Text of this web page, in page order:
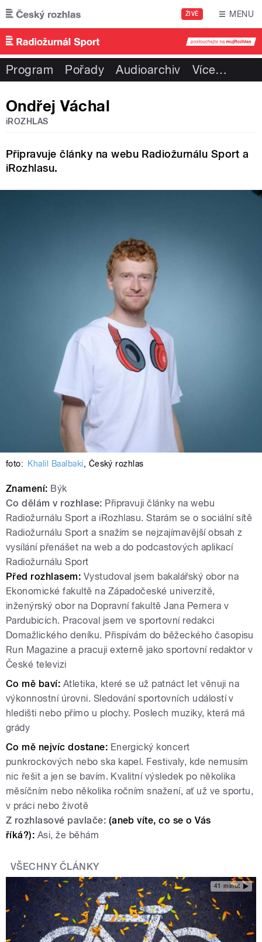
Přejít k hlavnímu obsahu
ŽIVĚ MENU
Program Pořady Audioarchiv Více…
Ondřej Váchal
iROZHLAS
Připravuje články na webu Radiožurnálu Sport a
iRozhlasu.
foto: Khalil Baalbaki, Český rozhlas
Znamení: Býk
Co dělám v rozhlase: Připravuji články na webu
Radiožurnálu Sport a iRozhlasu. Starám se o sociální sítě
Radiožurnálu Sport a snažím se nejzajímavější obsah z
vysílání přenášet na web a do podcastových aplikací
Radiožurnálu Sport
Před rozhlasem: Vystudoval jsem bakalářský obor na
Ekonomické fakultě na Západočeské univerzitě,
inženýrský obor na Dopravní fakultě Jana Pernera v
Pardubicích. Pracoval jsem ve sportovní redakci
Domažlického deníku. Přispívám do běžeckého časopisu
Run Magazine a pracuji externě jako sportovní redaktor v
České televizi
Co mě baví: Atletika, které se už patnáct let věnuji na
výkonnostní úrovni. Sledování sportovních událostí v
hledišti nebo přímo u plochy. Poslech muziky, která má
grády
Co mě nejvíc dostane: Energický koncert
punkrockových nebo ska kapel. Festivaly, kde nemusím
nic řešit a jen se bavím. Kvalitní výsledek po několika
měsíčním nebo několika ročním snažení, ať už ve sportu,
v práci nebo životě
Z rozhlasové pavlače: (aneb víte, co se o Vás
říká?): Asi, že běhám
VŠECHNY ČLÁNKY
41 minut